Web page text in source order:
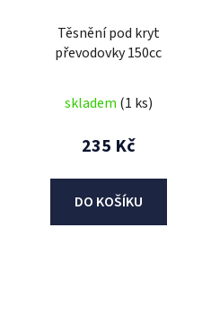
Těsnění pod kryt
převodovky 150cc
skladem (1 ks)
235 Kč
DO KOŠÍKU